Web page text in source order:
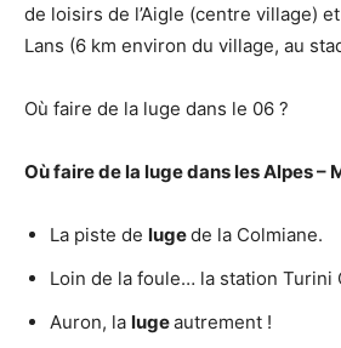
de loisirs de l’Aigle (centre village)
Lans (6 km environ du village, au
Où faire de la luge dans le 06 ?
Où faire de la lugedans lesAlpes–
La piste de lugede la Colmiane.
Loin de la foule… la station Turini
Auron, la lugeautrement !